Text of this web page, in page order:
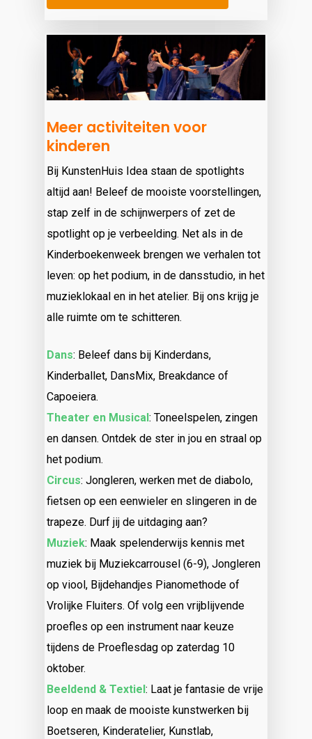
Meer activiteiten voor
kinderen
Bij KunstenHuis Idea staan de spotlights
altijd aan! Beleef de mooiste voorstellingen,
stap zelf in de schijnwerpers of zet de
spotlight op je verbeelding. Net als in de
Kinderboekenweek brengen we verhalen tot
leven: op het podium, in de dansstudio, in het
muzieklokaal en in het atelier. Bij ons krijg je
alle ruimte om te schitteren.
Dans: Beleef dans bij Kinderdans,
Kinderballet, DansMix, Breakdance of
Capoeiera.
Theater en Musical: Toneelspelen, zingen
en dansen. Ontdek de ster in jou en straal op
het podium.
Circus: Jongleren, werken met de diabolo,
fietsen op een eenwieler en slingeren in de
trapeze. Durf jij de uitdaging aan?
Muziek: Maak spelenderwijs kennis met
muziek bij Muziekcarrousel (6-9), Jongleren
op viool, Bijdehandjes Pianomethode of
Vrolijke Fluiters. Of volg een vrijblijvende
proefles op een instrument naar keuze
tijdens de Proeflesdag op zaterdag 10
oktober.
Beeldend & Textiel: Laat je fantasie de vrije
loop en maak de mooiste kunstwerken bij
Boetseren, Kinderatelier, Kunstlab,